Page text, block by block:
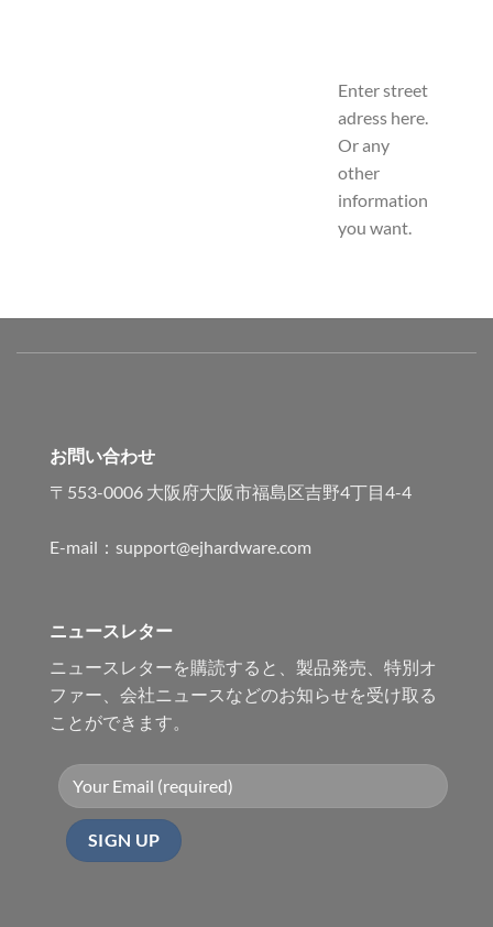
Enter street
adress here.
Or any
other
information
you want.
お問い合わせ
〒553-0006 大阪府大阪市福島区吉野4丁目4-4
E-mail：support@ejhardware.com
ニュースレター
ニュースレターを購読すると、製品発売、特別オ
ファー、会社ニュースなどのお知らせを受け取る
ことができます。